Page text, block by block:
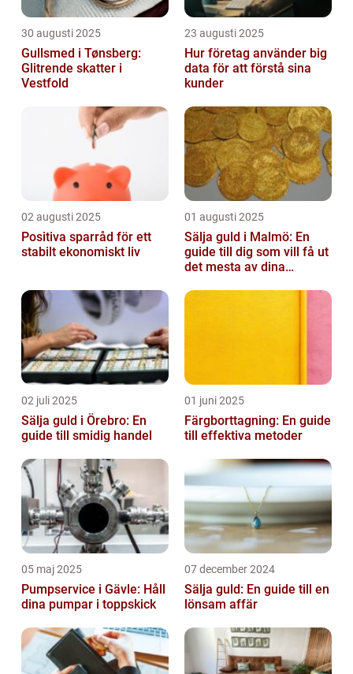
30 augusti 2025
Gullsmed i Tønsberg:
Glitrende skatter i
Vestfold
23 augusti 2025
Hur företag använder big
data för att förstå sina
kunder
02 augusti 2025
Positiva sparråd för ett
stabilt ekonomiskt liv
01 augusti 2025
Sälja guld i Malmö: En
guide till dig som vill få ut
det mesta av dina
02 juli 2025
Sälja guld i Örebro: En
guide till smidig handel
01 juni 2025
Färgborttagning: En guide
till effektiva metoder
05 maj 2025
Pumpservice i Gävle: Håll
dina pumpar i toppskick
07 december 2024
Sälja guld: En guide till en
lönsam affär